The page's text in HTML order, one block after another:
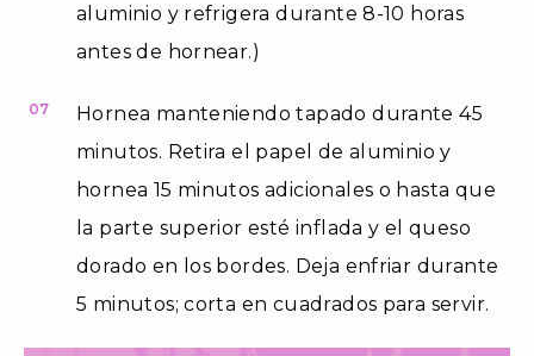
aluminio y refrigera durante 8-10 horas
antes de hornear.)
07
Hornea manteniendo tapado durante 45
minutos. Retira el papel de aluminio y
hornea 15 minutos adicionales o hasta que
la parte superior esté inflada y el queso
dorado en los bordes. Deja enfriar durante
5 minutos; corta en cuadrados para servir.